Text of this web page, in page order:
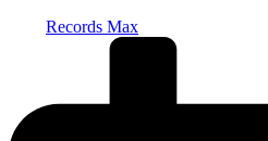
Records Max